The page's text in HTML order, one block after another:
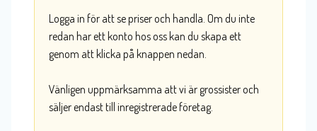
Logga in för att se priser och handla. Om du inte
redan har ett konto hos oss kan du skapa ett
genom att klicka på knappen nedan.
Vänligen uppmärksamma att vi är grossister och
säljer endast till inregistrerade företag.